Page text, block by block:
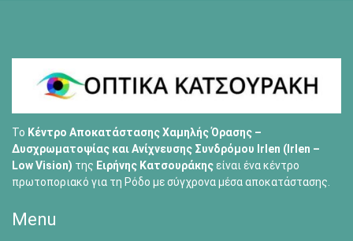
Το Κέντρο Αποκατάστασης Χαμηλής Όρασης –
Δυσχρωματοψίας και Ανίχνευσης Συνδρόμου Irlen (Irlen –
Low Vision) της Ειρήνης Κατσουράκηςείναι ένα κέντρο
πρωτοποριακό για τη Ρόδο με σύγχρονα μέσα αποκατάστασης.
Menu